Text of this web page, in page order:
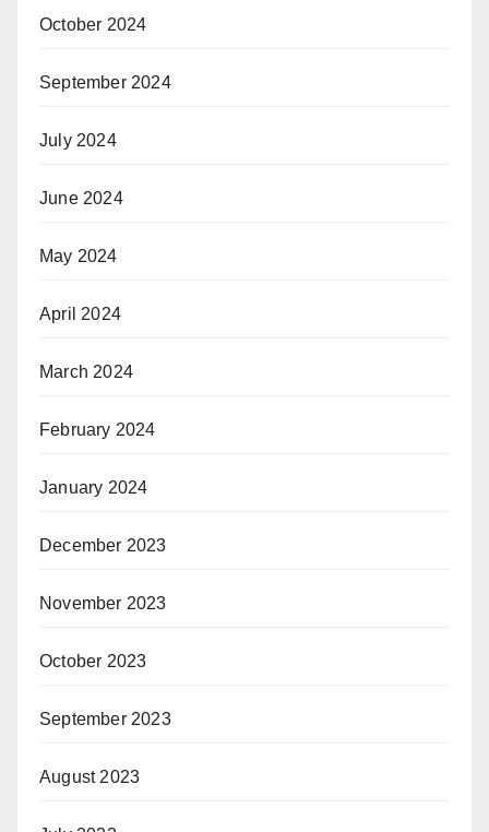
October 2024
September 2024
July 2024
June 2024
May 2024
April 2024
March 2024
February 2024
January 2024
December 2023
November 2023
October 2023
September 2023
August 2023